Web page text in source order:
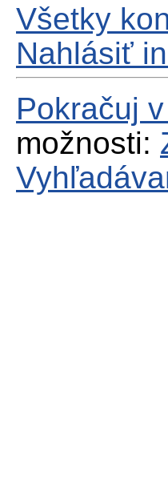
Všetky
Nahlásiť
Pokračuj
možnosti: